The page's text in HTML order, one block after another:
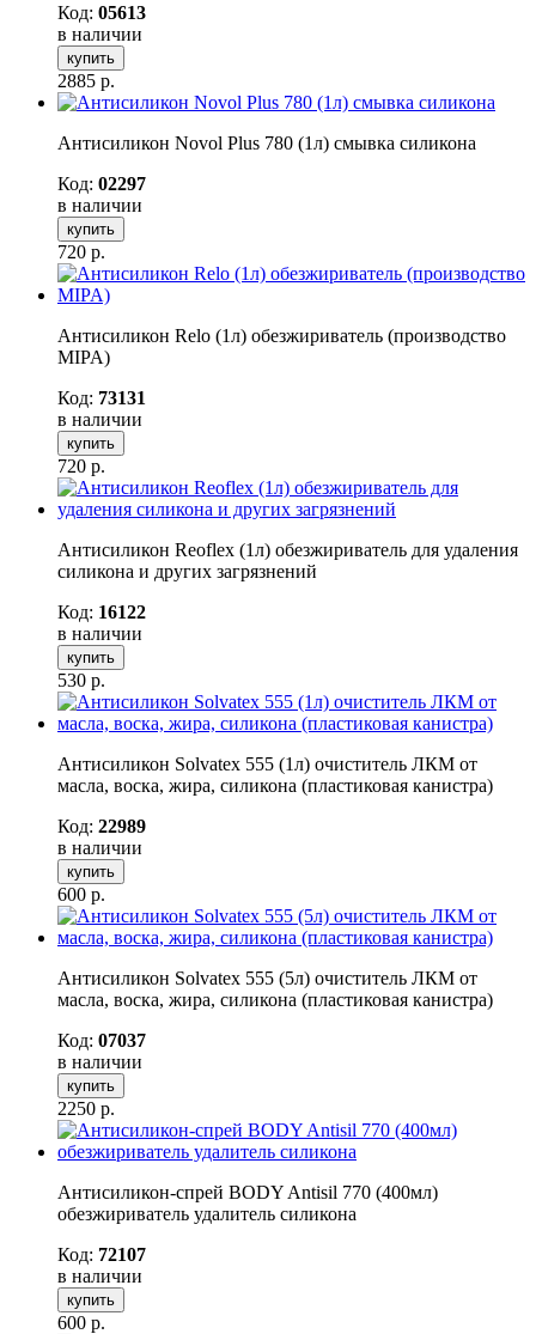
Код: 05613
в наличии
купить
2885 р.
Антисиликон Novol Plus 780 (1л) смывка силикона
Код: 02297
в наличии
купить
720 р.
Антисиликон Relo (1л) обезжириватель (производство
MIPA)
Код: 73131
в наличии
купить
720 р.
Антисиликон Reoflex (1л) обезжириватель для удаления
силикона и других загрязнений
Код: 16122
в наличии
купить
530 р.
Антисиликон Solvatex 555 (1л) очиститель ЛКМ от
масла, воска, жира, силикона (пластиковая канистра)
Код: 22989
в наличии
купить
600 р.
Антисиликон Solvatex 555 (5л) очиститель ЛКМ от
масла, воска, жира, силикона (пластиковая канистра)
Код: 07037
в наличии
купить
2250 р.
Антисиликон-спрей BODY Antisil 770 (400мл)
обезжириватель удалитель силикона
Код: 72107
в наличии
купить
600 р.